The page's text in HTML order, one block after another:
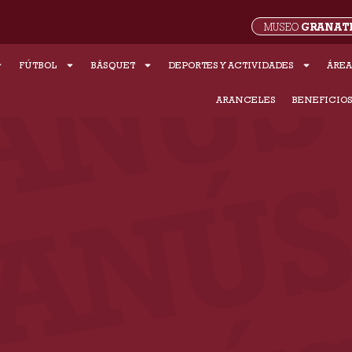
MUSEO
FÚTBOL BÁSQUET DEPORTES Y ACTIVIDADES
ARANCELES